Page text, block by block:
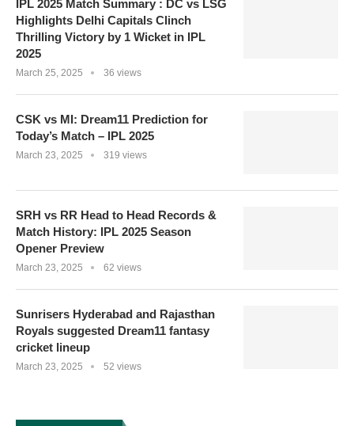
IPL 2025 Match Summary : DC vs LSG
Highlights Delhi Capitals Clinch
Thrilling Victory by 1 Wicket in IPL
2025
March 25, 2025 36 views
CSK vs MI: Dream11 Prediction for
Today’s Match – IPL 2025
March 23, 2025 319 views
SRH vs RR Head to Head Records &
Match History: IPL 2025 Season
Opener Preview
March 23, 2025 62 views
Sunrisers Hyderabad and Rajasthan
Royals suggested Dream11 fantasy
cricket lineup
March 23, 2025 52 views